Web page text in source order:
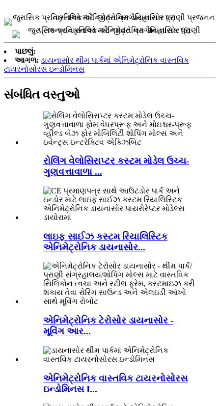
પાછલું:
આગળ: ડાયનાસોર થીમ પાર્કમાં એનિમેટ્રોનિક વાસ્તવિક
ટાયરનોસોરસ ઇન્ડોમિનસ
સંબંધિત વસ્તુઓ
રોલિંગ વેલોસિરાપ્ટર કસ્ટમ મોડેલ ઉચ્ચ-
ગુણવત્તાવાળા ...
લાઇફ સાઈઝ કસ્ટમ રિયાલિસ્ટિક
એનિમેટ્રોનિક ડાયનાસોર...
એનિમેટ્રોનિક ટેરોસોર ડાયનાસોર -
મૂવિંગ આર...
એનિમેટ્રોનિક વાસ્તવિક ટાયરનોસોરસ
ઇન્ડોમિનસ I...